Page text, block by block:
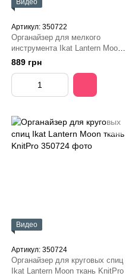
Видео
Артикул: 350722
Органайзер для мелкого
инструмента Ikat Lantern Moon
ткань KnitPro
889 грн
Видео
Артикул: 350724
Органайзер для круговых спиц
Ikat Lantern Moon ткань KnitPro